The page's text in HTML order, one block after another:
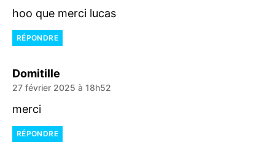
hoo que merci lucas
RÉPONDRE
Domitille
27 février 2025 à 18h52
merci
RÉPONDRE